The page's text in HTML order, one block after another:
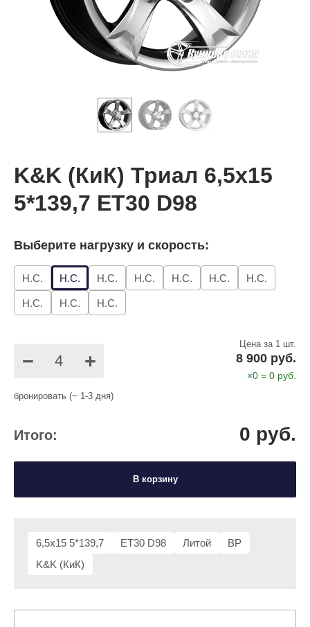
K&K (КиК) Триал 6,5x15
5*139,7 ET30 D98
6,5x15 5*139,7 ET30 D98 Литой
BP
K&K (КиК)
Выберите нагрузку и скорость:
Н.С. Н.С. Н.С. Н.С. Н.С. Н.С. Н.С.
Н.С. Н.С. Н.С.
− +
Цена за 1 шт.
8 900 руб.
×0 = 0 руб.
бронировать (~ 1-3 дня)
Итого: 0 руб.
В корзину